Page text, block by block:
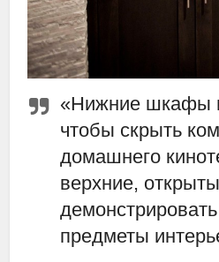
«Нижние шкафы
чтобы скрыть
домашнего
верхние,
предметы